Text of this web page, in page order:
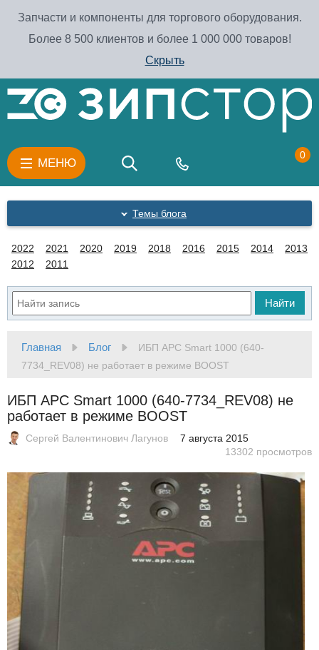
Запчасти и компоненты для торгового оборудования.
Более 8 500 клиентов и более 1 000 000 товаров!
Скрыть
МЕНЮ
0
Темы блога
2022 2021 2020 2019 2018 2016 2015 2014
2013
2012
2011
Найти
Главная Блог
ИБП APC Smart 1000 (640-
7734_REV08) не работает в режиме BOOST
ИБП APC Smart 1000 (640-7734_REV08) не
работает в режиме BOOST
Сергей Валентинович Лагунов
7 августа 2015
13302 просмотров